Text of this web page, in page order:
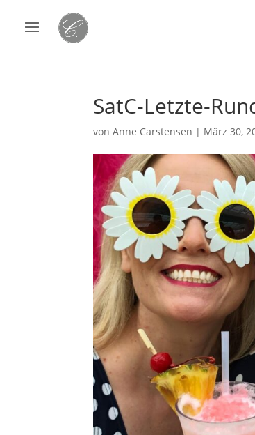
SatC-Letzte-
vonAnne Carstensen | März 30,